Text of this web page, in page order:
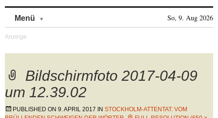
Menü So, 9. Aug 2026
Bildschirmfoto 2017-04-09
um 12.39.02
PUBLISHED ON 9. APRIL 2017 IN STOCKHOLM-ATTENTAT: VOM